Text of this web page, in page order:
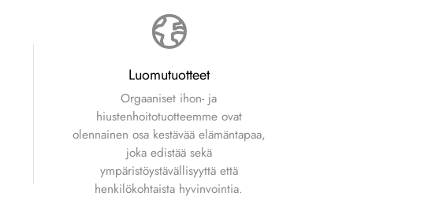
Luomutuotteet
Orgaaniset ihon- ja
hiustenhoitotuotteemme ovat
olennainen osa kestävää elämäntapaa,
joka edistää sekä
ympäristöystävällisyyttä että
henkilökohtaista hyvinvointia.